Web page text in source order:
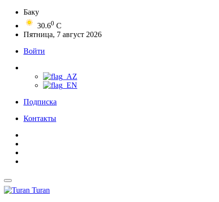
Баку
30.60 C
Пятница, 7 август 2026
Войти
Подписка
Контакты
Turan